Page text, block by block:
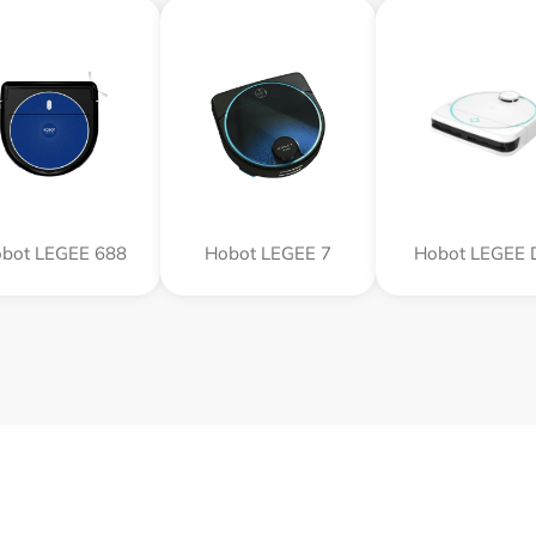
LEGEE 688 Hobot LEGEE 7 Hobot LEGEE